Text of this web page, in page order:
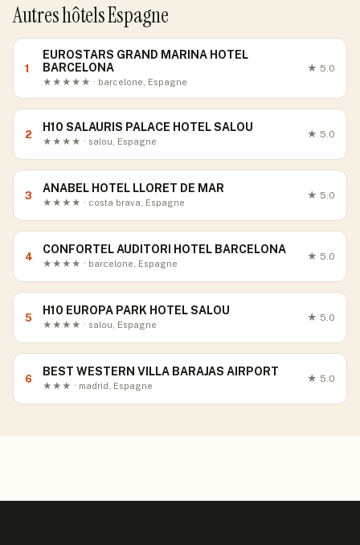
Autres hôtels Espagne
1
EUROSTARS GRAND MARINA HOTEL
BARCELONA
★★★★★ · barcelone, Espagne
★ 5.0
2
H10 SALAURIS PALACE HOTEL SALOU
★★★★ · salou, Espagne
★ 5.0
3
ANABEL HOTEL LLORET DE MAR
★★★★ · costa brava, Espagne
★ 5.0
4
CONFORTEL AUDITORI HOTEL BARCELONA
★★★★ · barcelone, Espagne
★ 5.0
5
H10 EUROPA PARK HOTEL SALOU
★★★★ · salou, Espagne
★ 5.0
6
BEST WESTERN VILLA BARAJAS AIRPORT
★★★ · madrid, Espagne
★ 5.0